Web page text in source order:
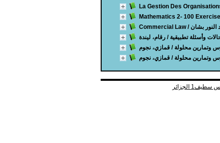
La Gestion Des
Mathematics 2- 100
Commercial Law
النور بشان
وأسئلة تطبيقية / رقام، ليندة
/ قمازي، نجوم
/ قمازي، نجوم